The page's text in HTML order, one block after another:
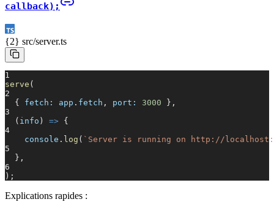
callback);
{2} src/server.ts
1
serve (
2
{
fetch: app . fetch , port: 3000
},
3
( info ) => {
4
console . log ( `Server is running on http://localhost:
5
},
6
);
Explications rapides :